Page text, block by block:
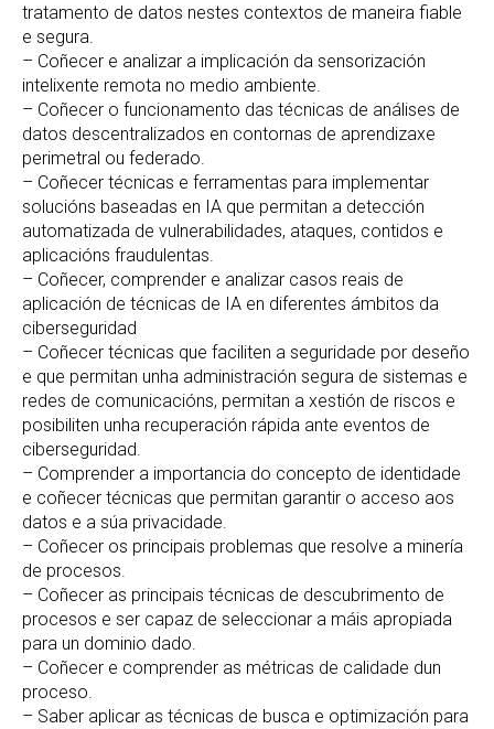
tratamento de datos nestes contextos de maneira fiable
e segura.
– Coñecer e analizar a implicación da sensorización
intelixente remota no medio ambiente.
– Coñecer o funcionamento das técnicas de análises de
datos descentralizados en contornas de aprendizaxe
perimetral ou federado.
– Coñecer técnicas e ferramentas para implementar
solucións baseadas en IA que permitan a detección
automatizada de vulnerabilidades, ataques, contidos e
aplicacións fraudulentas.
– Coñecer, comprender e analizar casos reais de
aplicación de técnicas de IA en diferentes ámbitos da
ciberseguridad
– Coñecer técnicas que faciliten a seguridade por deseño
e que permitan unha administración segura de sistemas e
redes de comunicacións, permitan a xestión de riscos e
posibiliten unha recuperación rápida ante eventos de
ciberseguridad.
– Comprender a importancia do concepto de identidade
e coñecer técnicas que permitan garantir o acceso aos
datos e a súa privacidade.
– Coñecer os principais problemas que resolve a minería
de procesos.
– Coñecer as principais técnicas de descubrimento de
procesos e ser capaz de seleccionar a máis apropiada
para un dominio dado.
– Coñecer e comprender as métricas de calidade dun
proceso.
– Saber aplicar as técnicas de busca e optimización para